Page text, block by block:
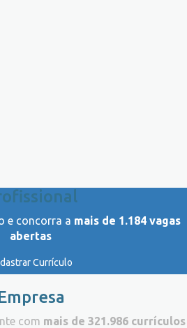
e concorra a mais de 1.184 vagas
abertas
Currículo
com mais de 321.986 currículos